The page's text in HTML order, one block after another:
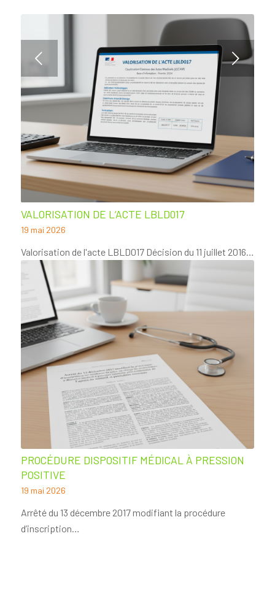
VALORISATION DE L’ACTE LBLD017
19 mai 2026
Valorisation de l'acte LBLD017 Décision du 11 juillet 2016…
PROCÉDURE DISPOSITIF MÉDICAL À PRESSION
POSITIVE
19 mai 2026
Arrêté du 13 décembre 2017 modifiant la procédure
d’inscription…
Suivant